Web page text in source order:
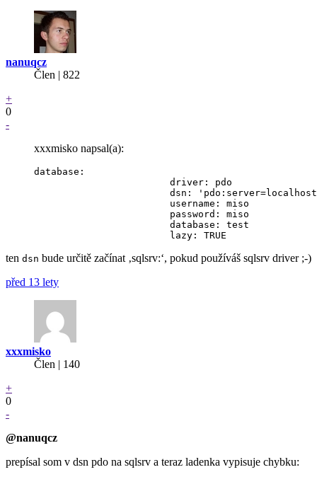
nanuqcz
Člen | 822
+
0
-
xxxmisko napsal(a):
database:
ten dsn bude určitě začínat ‚sqlsrv:‘, pokud používáš sqlsrv driver ;-)
před 13 lety
xxxmisko
Člen | 140
+
0
-
@nanuqcz
prepísal som v dsn pdo na sqlsrv a teraz ladenka vypisuje chybku: